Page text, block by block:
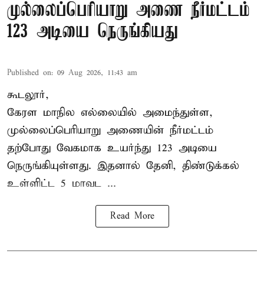
முல்லைப்பெரியாறு அணை நீர்மட்டம்
123 அடியை நெருங்கியது
Published on: 09 Aug 2026, 11:43 am
கூடலூர்,
கேரள மாநில எல்லையில் அமைந்துள்ள,
முல்லைப்பெரியாறு அணையின் நீர்மட்டம்
தற்போது வேகமாக உயர்ந்து 123 அடியை
நெருங்கியுள்ளது. இதனால் தேனி, திண்டுக்கல்
உள்ளிட்ட 5 மாவட ...
Read More